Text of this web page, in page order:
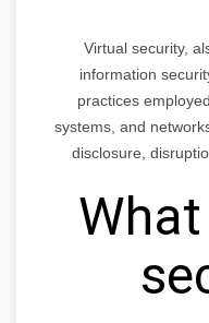
Virtual security,
information
practices
systems, and
disclosure,